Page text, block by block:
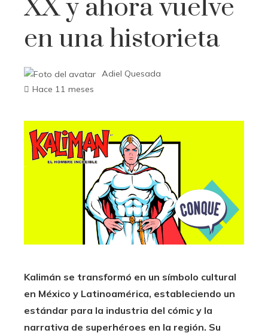
XX y ahora vuelve
en una historieta
Adiel Quesada
Hace 11 meses
Kalimán se transformó en un símbolo cultural
en México y Latinoamérica, estableciendo un
estándar para la industria del cómic y la
narrativa de superhéroes en la región. Su